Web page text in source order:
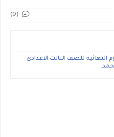
(0)
للصف الثالث الاعدادى